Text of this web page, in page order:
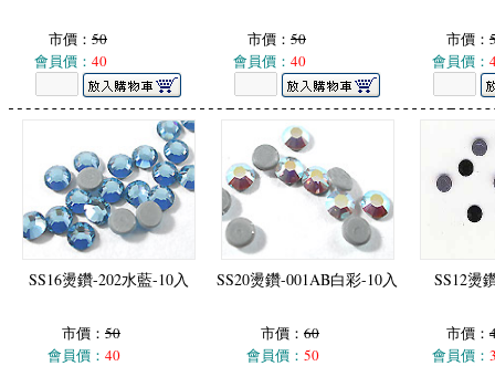
市價： 50
會員價： 40
市價： 50
會員價： 40
市價：
會員價：
SS16燙鑽-202水藍-10入
市價： 50
會員價： 40
SS20燙鑽-001AB白彩-10入
市價： 60
會員價： 50
SS12燙
市價：
會員價：